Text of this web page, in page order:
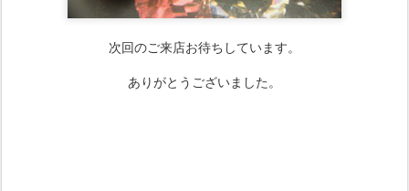
次回のご来店お待ちしています。
ありがとうございました。